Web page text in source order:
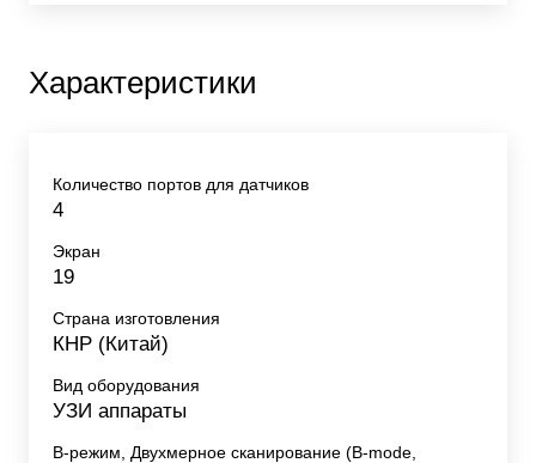
Характеристики
Количество портов для датчиков
4
Экран
19
Страна изготовления
КНР (Китай)
Вид оборудования
УЗИ аппараты
B-режим, Двухмерное сканирование (B-mode,